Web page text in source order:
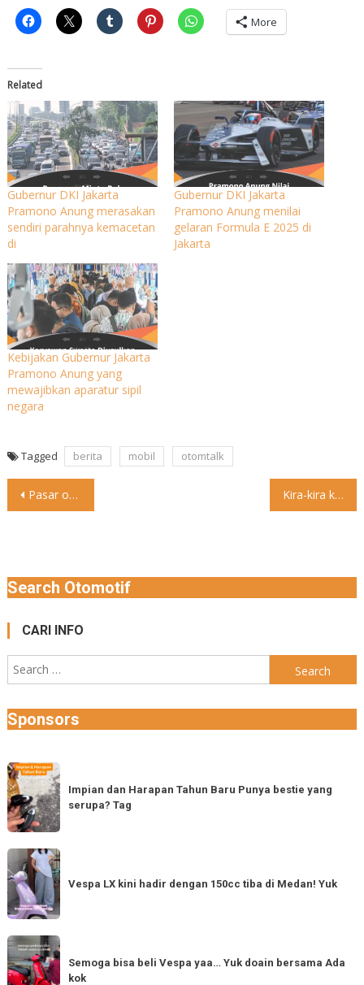
More
Related
Gubernur DKI Jakarta
Pramono Anung merasakan
sendiri parahnya kemacetan
di
Gubernur DKI Jakarta
Pramono Anung menilai
gelaran Formula E 2025 di
Jakarta
Kebijakan Gubernur Jakarta
Pramono Anung yang
mewajibkan aparatur sipil
negara
Tagged berita mobil otomtalk
Post
Pasar otomotif nasional masih belum menunjukkan pemulihan pada Mei 2025. Kira-kira kesenggol apa ya? “ browse feed & follow @otomtalk
Search Otomotif
CARI INFO
Search
for:
Sponsors
Impian
dan
Harapan
Tahun
Baru
Punya
bestie
yang
Tag
Impian dan Harapan Tahun Baru Punya bestie yang
serupa? Tag
Vespa
LX
kini
hadir
dengan
150cc
tiba
Vespa LX kini hadir dengan 150cc tiba di Medan! Yuk
Semoga
bisa
Semoga bisa beli Vespa yaa… Yuk doain bersama Ada
kok